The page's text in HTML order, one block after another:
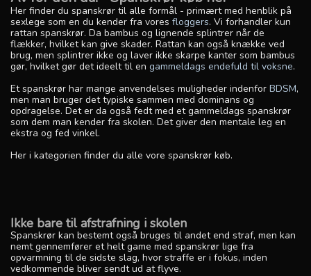
Her finder du spanskrør til alle formål - primært med henblik på
sexlege som en du kender fra vores floggers. Vi forhandler kun
rattan spanskrør. Da bambus og lignende splintrer når de
flækker, hvilket kan give skader. Rattan kan også knække ved
brug, men splintrer ikke og laver ikke skarpe kanter som bambus
gør, hvilket gør det ideelt til en gammeldags endefuld til voksne.
Et spanskrør har mange anvendelses muligheder indenfor BDSM,
men man bruger det typiske sammen med dominans og
opdragelse. Det er da også fedt med et gammeldags spanskrør
som dem man kender fra skolen. Det giver den mentale leg en
ekstra og fed vinkel.
Her i kategorien finder du alle vore spanskrør køb.
Ikke bare til afstrafning i skolen
Spanskrør kan bestemt også bruges til andet end straf, men kan
nemt gennemfører et helt game med spanskrør lige fra
opvarmning til de sidste slag, hvor straffe er i fokus, inden
vedkommende bliver sendt ud at flyve.